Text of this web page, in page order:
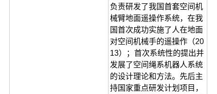
负责研发了我国首套空间机
械臂地面遥操作系统，在我
国首次成功实施了人在地面
对空间机械手的遥操作（20
13）；首次系统性的提出并
发展了空间绳系机器人系统
的设计理论和方法。先后主
持国家重点研发计划项目，